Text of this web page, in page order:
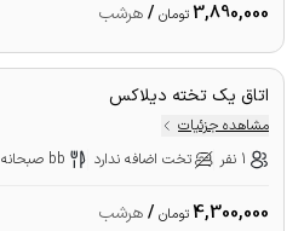
3,890,000تومان /هرشب
اتاق یک تخته دیلاکس
مشاهده جزئیات
1 نفر
تخت اضافه ندارد bb صبحانه
4,300,000تومان /هرشب